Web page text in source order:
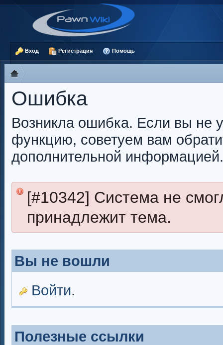
Вход Регистрация Помощь
Ошибка
Возникла ошибка. Если вы не
функцию, советуем вам
дополнительной информацией.
[#10342] Система не
принадлежит тема.
Вы не вошли
Войти.
Полезные ссылки